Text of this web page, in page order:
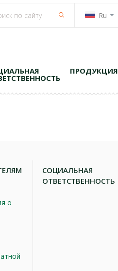
Ru
ПРОДУКЦИЯ
о
СОЦИАЛЬНАЯ
ОТВЕТСТВЕННОСТЬ